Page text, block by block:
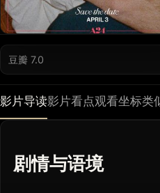
豆瓣 7.0
影片导读影片看点观看坐标类
剧情与语境